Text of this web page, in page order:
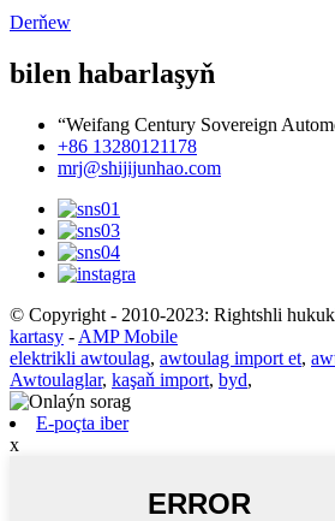
Derňew
bilen habarlaşyň
“Weifang Century Sovereign
+86 13280121178
mrj@shijijunhao.com
© Copyright - 2010-2023: Rightshli
kartasy - AMP Mobile
elektrikli awtoulag, awtoulag import et,
Awtoulaglar, kaşaň import, byd,
E-poçta iber
x